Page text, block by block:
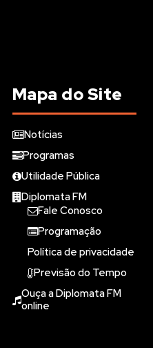
Mapa do Site
Notícias
Programas
Utilidade Pública
Diplomata FM
Fale Conosco
Programação
Política de privacidade
Previsão do Tempo
Ouça a Diplomata FM
online